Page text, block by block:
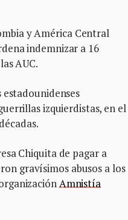
y América Central
indemnizar a 16
AUC.
izquierdistas, en el
Chiquita de pagar a
gravísimos abusos a los
Amnistía